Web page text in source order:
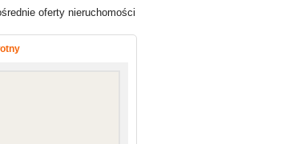
oferty nieruchomości